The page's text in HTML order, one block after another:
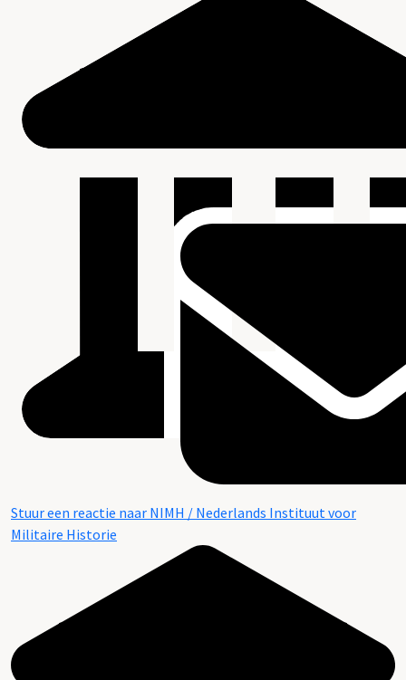
Stuur een reactie naar NIMH / Nederlands Instituut voor
Militaire Historie